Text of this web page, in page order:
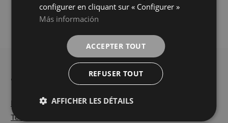
Charger plus
Política de cookies | Política de privacidad
Termes et conditions
configurer en cliquant sur « Configurer »
Más información
ACCEPTER TOUT
REFUSER TOUT
AFFICHER LES DÉTAILS